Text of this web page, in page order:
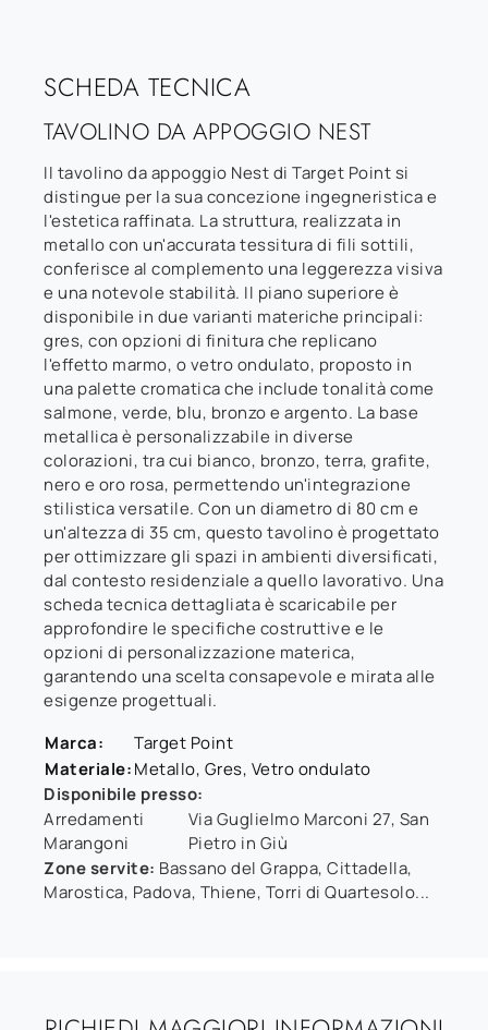
SCHEDA TECNICA
TAVOLINO DA APPOGGIO NEST
Il tavolino da appoggio Nest di Target Point si
distingue per la sua concezione ingegneristica e
l'estetica raffinata. La struttura, realizzata in
metallo con un'accurata tessitura di fili sottili,
conferisce al complemento una leggerezza visiva
e una notevole stabilità. Il piano superiore è
disponibile in due varianti materiche principali:
gres, con opzioni di finitura che replicano
l'effetto marmo, o vetro ondulato, proposto in
una palette cromatica che include tonalità come
salmone, verde, blu, bronzo e argento. La base
metallica è personalizzabile in diverse
colorazioni, tra cui bianco, bronzo, terra, grafite,
nero e oro rosa, permettendo un'integrazione
stilistica versatile. Con un diametro di 80 cm e
un'altezza di 35 cm, questo tavolino è progettato
per ottimizzare gli spazi in ambienti diversificati,
dal contesto residenziale a quello lavorativo. Una
scheda tecnica dettagliata è scaricabile per
approfondire le specifiche costruttive e le
opzioni di personalizzazione materica,
garantendo una scelta consapevole e mirata alle
esigenze progettuali.
Marca:
Target Point
Materiale:Metallo, Gres, Vetro ondulato
Disponibile presso:
Arredamenti
Marangoni
Via Guglielmo Marconi 27, San
Pietro in Giù
Zone servite: Bassano del Grappa, Cittadella,
Marostica, Padova, Thiene, Torri di Quartesolo...